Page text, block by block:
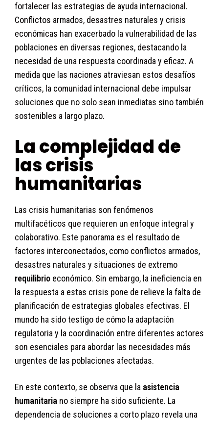
fortalecer las estrategias de ayuda internacional.
Conflictos armados, desastres naturales y crisis
económicas han exacerbado la vulnerabilidad de las
poblaciones en diversas regiones, destacando la
necesidad de una respuesta coordinada y eficaz. A
medida que las naciones atraviesan estos desafíos
críticos, la comunidad internacional debe impulsar
soluciones que no solo sean inmediatas sino también
sostenibles a largo plazo.
La complejidad de
las crisis
humanitarias
Las crisis humanitarias son fenómenos
multifacéticos que requieren un enfoque integral y
colaborativo. Este panorama es el resultado de
factores interconectados, como conflictos armados,
desastres naturales y situaciones de extremo
requilibrio económico. Sin embargo, la ineficiencia en
la respuesta a estas crisis pone de relieve la falta de
planificación de estrategias globales efectivas. El
mundo ha sido testigo de cómo la adaptación
regulatoria y la coordinación entre diferentes actores
son esenciales para abordar las necesidades más
urgentes de las poblaciones afectadas.
En este contexto, se observa que la asistencia
humanitaria no siempre ha sido suficiente. La
dependencia de soluciones a corto plazo revela una